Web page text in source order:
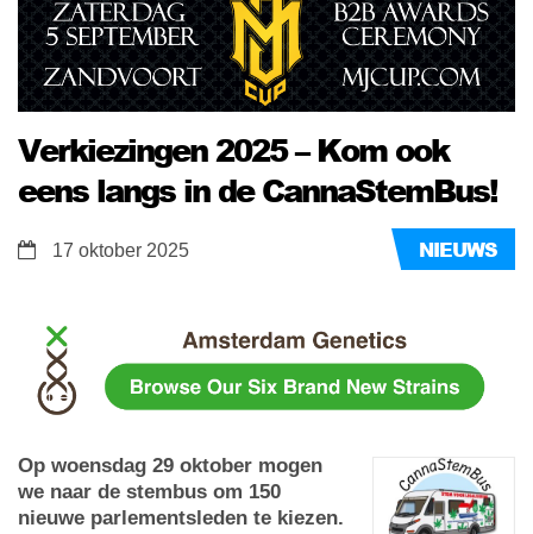
Verkiezingen 2025 – Kom ook
eens langs in de CannaStemBus!
NIEUWS
17 oktober 2025
Op woensdag 29 oktober mogen
we naar de stembus om 150
nieuwe parlementsleden te kiezen.